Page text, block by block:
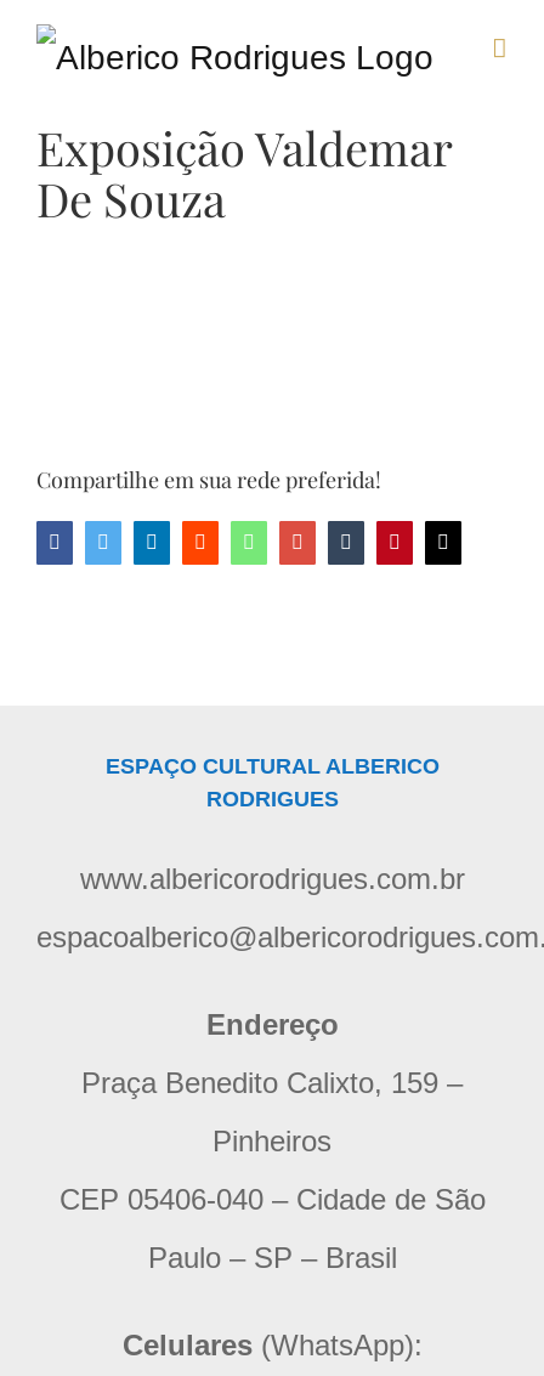
Skip
content
Exposição Valdemar
De Souza
Compartilhe em sua rede preferida!
FacebookTwitter LinkedInReddit WhatsappGoogle+Tumblr Pinterest
ESPAÇO CULTURAL ALBERICO
RODRIGUES
www.albericorodrigues.com.br
Endereço
Praça Benedito Calixto, 159 –
Pinheiros
CEP 05406-040 – Cidade de São
Paulo – SP – Brasil
Celulares(WhatsApp):